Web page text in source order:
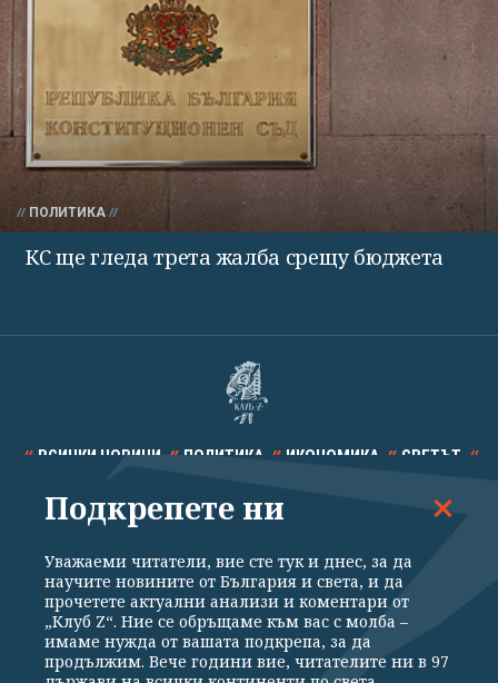
ПОЛИТИКА
КС ще гледа трета жалба срещу бюджета
ВСИЧКИ НОВИНИ ПОЛИТИКА ИКОНОМИКА СВЕТЪТ
СПОРТ КУЛТУРА ТЕХНОЛОГИИ КАЛЕЙДОСКОП
Общи условия Политика за поверителност
Подкрепете ни
Уважаеми читатели, вие сте тук и днес, за да
научите новините от България и света, и да
прочетете актуални анализи и коментари от
„Клуб Z“. Ние се обръщаме към вас с молба –
имаме нужда от вашата подкрепа, за да
продължим. Вече години вие, читателите ни в 97